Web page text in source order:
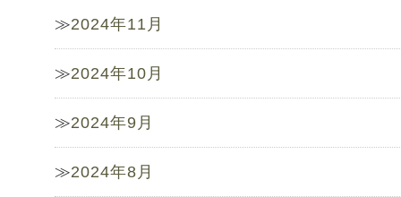
2024年11月
2024年10月
2024年9月
2024年8月